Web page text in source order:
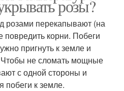
розы?
розами перекапывают (на
повредить корни. Побеги
пригнуть к земле и
Чтобы не сломать мощные
с одной стороны и
к земле.